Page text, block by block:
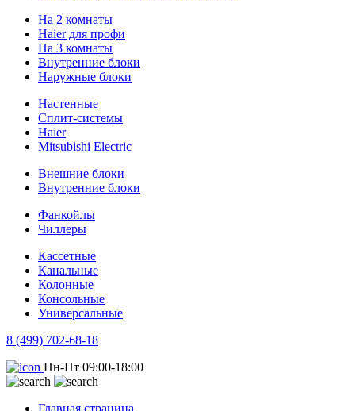
На 2 комнаты
Haier для профи
На 3 комнаты
Внутренние блоки
Наружные блоки
Настенные
Сплит-системы
Haier
Mitsubishi Electric
Внешние блоки
Внутренние блоки
Фанкойлы
Чиллеры
Кассетные
Канальные
Колонные
Консольные
Универсальные
8 (499) 702-68-18
Пн-Пт 09:00-18:00
Главная страница